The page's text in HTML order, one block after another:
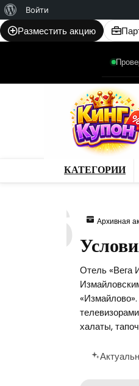
WordPress
Войти
Разместить акцию
КАТЕГОРИИ
Архивная
Отель «Вега
халаты,